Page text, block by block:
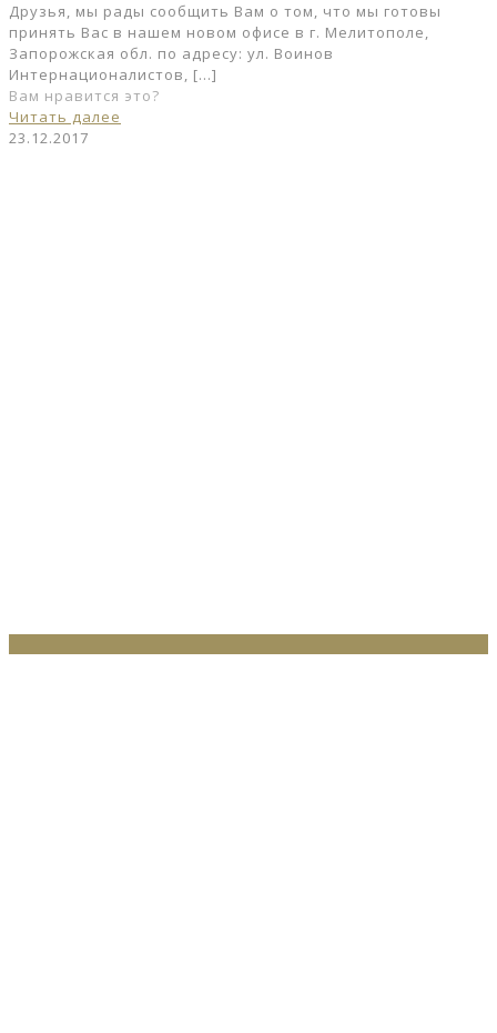
Друзья, мы рады сообщить Вам о том, что мы готовы
принять Вас в нашем новом офисе в г. Мелитополе,
Запорожская обл. по адресу: ул. Воинов
Интернационалистов, […]
Вам нравится это?
Читать далее
23.12.2017